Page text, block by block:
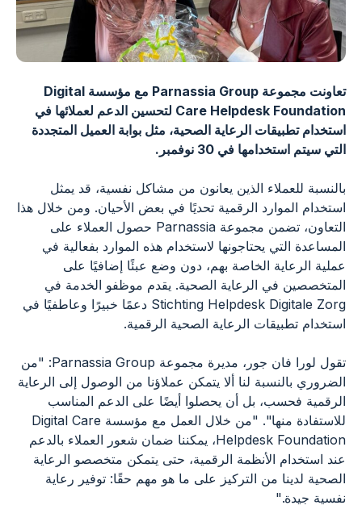
تعاونت مجموعة Parnassia Group مع مؤسسة Digital
Care Helpdesk Foundation لتحسين الدعم لعملائها في
استخدام تطبيقات الرعاية الصحية، مثل بوابة العميل المتجددة
التي سيتم استخدامها في 30 نوفمبر.
بالنسبة للعملاء الذين يعانون من مشاكل نفسية، قد يمثل
استخدام الموارد الرقمية تحديًا في بعض الأحيان. ومن خلال هذا
التعاون، تضمن مجموعة Parnassia حصول العملاء على
المساعدة التي يحتاجونها لاستخدام هذه الموارد بفعالية في
عملية الرعاية الخاصة بهم، دون وضع عبئًا إضافيًا على
المتخصصين في الرعاية الصحية. يقدم موظفو الخدمة في
Stichting Helpdesk Digitale Zorg دعمًا خبيرًا وعاطفيًا في
استخدام تطبيقات الرعاية الصحية الرقمية.
تقول لورا فان جور، مديرة مجموعة Parnassia Group: "من
الضروري بالنسبة لنا ألا يتمكن عملاؤنا من الوصول إلى الرعاية
الرقمية فحسب، بل أن يحصلوا أيضًا على الدعم المناسب
للاستفادة منها". "من خلال العمل مع مؤسسة Digital Care
Helpdesk Foundation، يمكننا ضمان شعور العملاء بالدعم
عند استخدام الأنظمة الرقمية، حتى يتمكن متخصصو الرعاية
الصحية لدينا من التركيز على ما هو مهم حقًا: توفير رعاية
نفسية جيدة."